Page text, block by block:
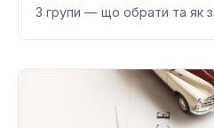
3 групи — що обрати та як